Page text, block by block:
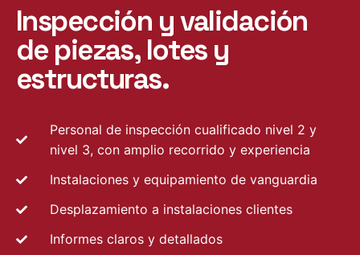
Inspección y validación
de piezas, lotes y
estructuras.
Personal de inspección cualificado nivel 2 y
nivel 3, con amplio recorrido y experiencia
Instalaciones y equipamiento de vanguardia
Desplazamiento a instalaciones clientes
Informes claros y detallados